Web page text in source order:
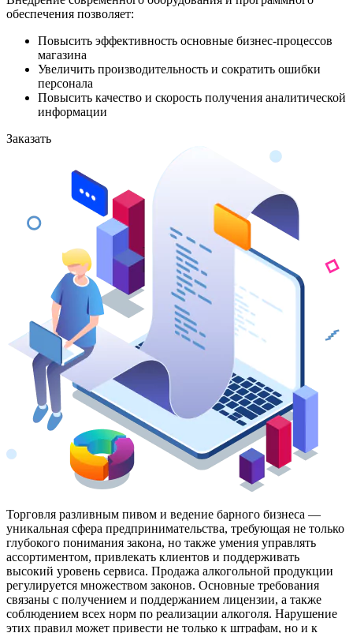
обеспечения позволяет:
Повысить эффективность основные бизнес-процессов
магазина
Увеличить производительность и сократить ошибки
персонала
Повысить качество и скорость получения аналитической
информации
Заказать
Торговля разливным пивом и ведение барного бизнеса —
уникальная сфера предпринимательства, требующая не только
глубокого понимания закона, но также умения управлять
ассортиментом, привлекать клиентов и поддерживать
высокий уровень сервиса. Продажа алкогольной продукции
регулируется множеством законов. Основные требования
связаны с получением и поддержанием лицензии, а также
соблюдением всех норм по реализации алкоголя. Нарушение
этих правил может привести не только к штрафам, но и к